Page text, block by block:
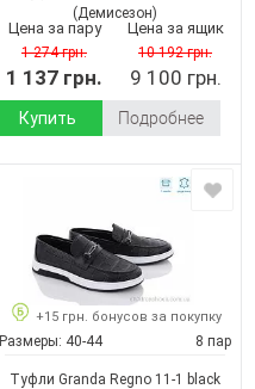
(Демисезон)
Цена за пару
1 274 грн.
1 137 грн.
Цена за ящик
10 192 грн.
9 100 грн.
Купить Подробнее
+15 грн. бонусов за покупку
Размеры: 40-44 8 пар
Туфли Granda Regno 11-1 black